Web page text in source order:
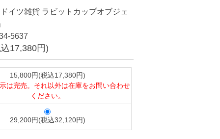
イツ雑貨 ラビットカップオブジェ
5637
17,380円)
15,800円(税込17,380円)
は完売。それ以外は在庫をお問い合わせ
ください。
29,200円(税込32,120円)